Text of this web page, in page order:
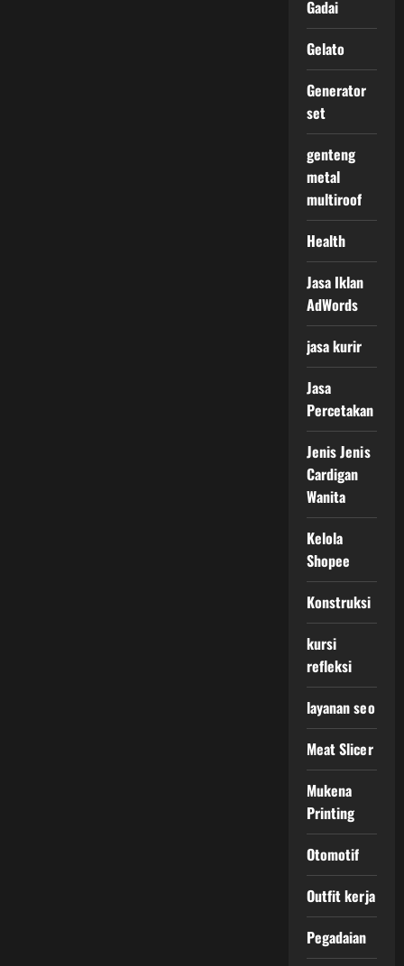
Gadai
Gelato
Generator
set
genteng
metal
multiroof
Health
Jasa Iklan
AdWords
jasa kurir
Jasa
Percetakan
Jenis Jenis
Cardigan
Wanita
Kelola
Shopee
Konstruksi
kursi
refleksi
layanan seo
Meat Slicer
Mukena
Printing
Otomotif
Outfit kerja
Pegadaian